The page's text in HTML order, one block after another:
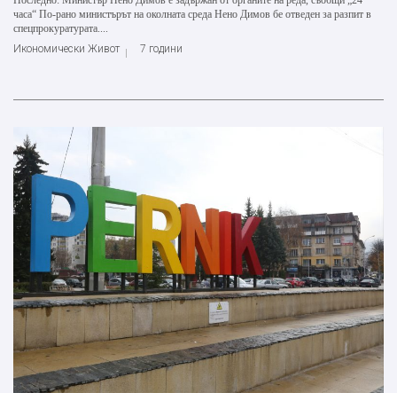
часа“ По-рано министърът на околната среда Нено Димов бе отведен за разпит в
спецпрокуратурата....
Икономически Живот
7 години